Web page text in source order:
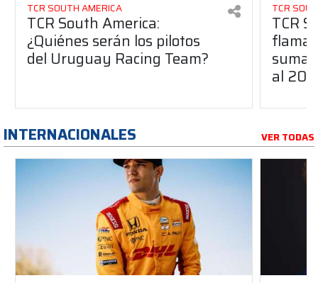
TCR SOUTH AMERICA
TCR South America:
¿Quiénes serán los pilotos
del Uruguay Racing Team?
TCR
TCR
suma
al
INTERNACIONALES VER TODAS